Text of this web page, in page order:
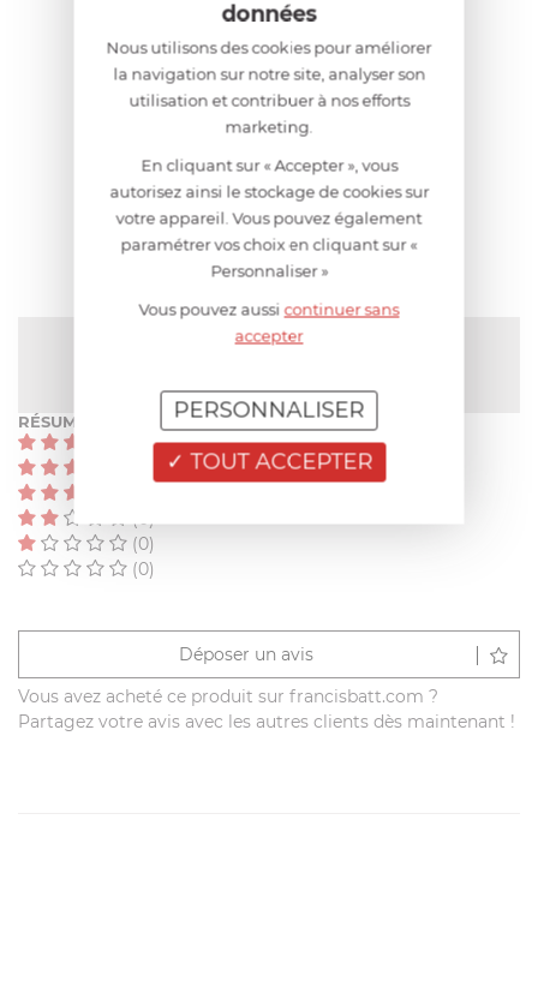
AVIS CLIENT
NOTE MOYENNE
RÉSUMÉ
(0)
(0)
(0)
(0)
Déposer un avis
Vous avez acheté ce produit sur francisbatt.com ?
Partagez votre avis avec les autres clients dès maintenant !
données
Nous utilisons des cookies pour améliorer
la navigation sur notre site, analyser son
utilisation et contribuer à nos efforts
marketing.
En cliquant sur « Accepter », vous
autorisez ainsi le stockage de cookies sur
votre appareil. Vous pouvez également
paramétrer vos choix en cliquant sur «
Personnaliser »
Vous pouvez aussicontinuer sans
accepter
TOUT ACCEPTER
PERSONNALISER